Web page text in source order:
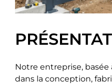
Notre entreprise, basée
dans la conception,